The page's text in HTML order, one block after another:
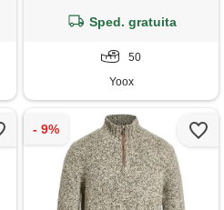
Sped. gratuita
50
Yoox